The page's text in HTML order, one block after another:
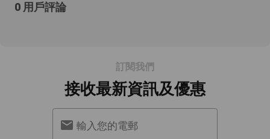
0 用戶評論
訂閱我們
接收最新資訊及優惠
輸入您的電郵